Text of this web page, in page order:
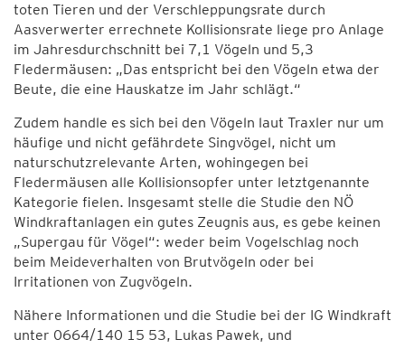
toten Tieren und der Verschleppungsrate durch
Aasverwerter errechnete Kollisionsrate liege pro Anlage
im Jahresdurchschnitt bei 7,1 Vögeln und 5,3
Fledermäusen: „Das entspricht bei den Vögeln etwa der
Beute, die eine Hauskatze im Jahr schlägt.“
Zudem handle es sich bei den Vögeln laut Traxler nur um
häufige und nicht gefährdete Singvögel, nicht um
naturschutzrelevante Arten, wohingegen bei
Fledermäusen alle Kollisionsopfer unter letztgenannte
Kategorie fielen. Insgesamt stelle die Studie den NÖ
Windkraftanlagen ein gutes Zeugnis aus, es gebe keinen
„Supergau für Vögel“: weder beim Vogelschlag noch
beim Meideverhalten von Brutvögeln oder bei
Irritationen von Zugvögeln.
Nähere Informationen und die Studie bei der IG Windkraft
unter 0664/140 15 53, Lukas Pawek, und